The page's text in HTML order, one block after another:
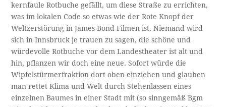
kernfaule Rotbuche gefällt, um diese Straße zu errichten,
was im lokalen Code so etwas wie der Rote Knopf der
Weltzerstörung in James-Bond-Filmen ist. Niemand wird
sich in Innsbruck je trauen zu sagen, die schöne und
würdevolle Rotbuche vor dem Landestheater ist alt und
hin, pflanzen wir doch eine neue. Sofort würde die
Wipfelstürmerfraktion dort oben einziehen und glauben
man rettet Klima und Welt durch Stehenlassen eines
einzelnen Baumes in einer Stadt mit (so sinngemäß Bgm